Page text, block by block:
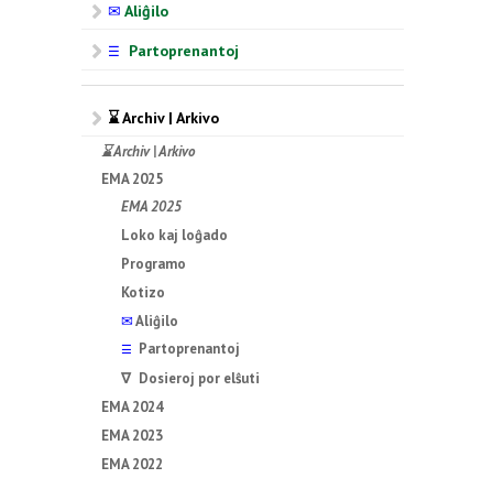
✉ Aliĝilo
☰ Partoprenantoj
⌛ Archiv | Arkivo
⌛ Archiv | Arkivo
EMA 2025
EMA 2025
Loko kaj loĝado
Programo
Kotizo
✉Aliĝilo
☰ Partoprenantoj
∇ Dosieroj por elŝuti
EMA 2024
EMA 2023
EMA 2022